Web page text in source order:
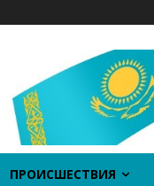
ПРОИСШЕСТВИЯ